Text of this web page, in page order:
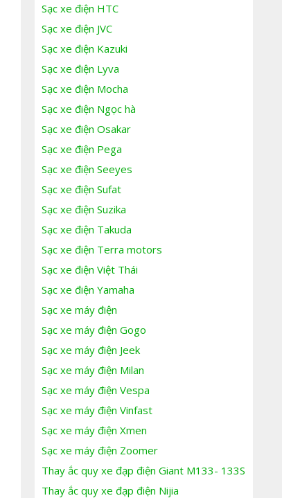
Sạc xe điện HTC
Sạc xe điện JVC
Sạc xe điện Kazuki
Sạc xe điện Lyva
Sạc xe điện Mocha
Sạc xe điện Ngọc hà
Sạc xe điện Osakar
Sạc xe điện Pega
Sạc xe điện Seeyes
Sạc xe điện Sufat
Sạc xe điện Suzika
Sạc xe điện Takuda
Sạc xe điện Terra motors
Sạc xe điện Việt Thái
Sạc xe điện Yamaha
Sạc xe máy điện
Sạc xe máy điện Gogo
Sạc xe máy điện Jeek
Sạc xe máy điện Milan
Sạc xe máy điện Vespa
Sạc xe máy điện Vinfast
Sạc xe máy điện Xmen
Sạc xe máy điện Zoomer
Thay ắc quy xe đạp điện Giant M133- 133S
Thay ắc quy xe đạp điện Nijia